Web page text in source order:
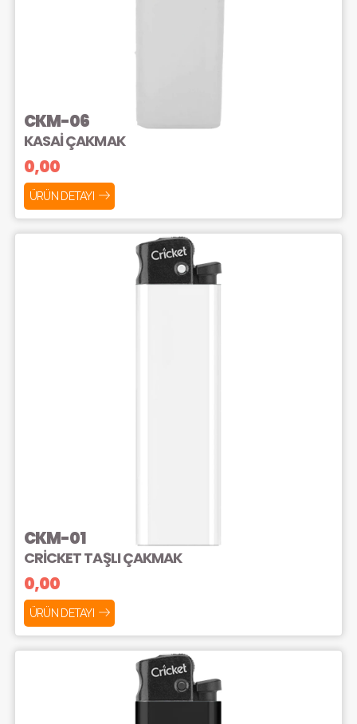
CKM-06
KASAİ ÇAKMAK
0,00
ÜRÜN DETAYI
CKM-01
CRİCKET TAŞLI ÇAKMAK
0,00
ÜRÜN DETAYI